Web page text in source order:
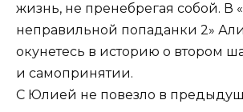
жизнь, не пренебрегая собой. В
неправильной попаданки 2»
окунетесь в историю о втором
и самопринятии.
С Юлией не повезло в